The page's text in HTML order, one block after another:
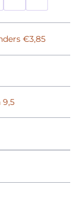
€3,85
9,5